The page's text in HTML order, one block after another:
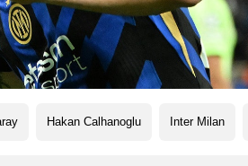
Hakan Calhanoglu Inter Milan